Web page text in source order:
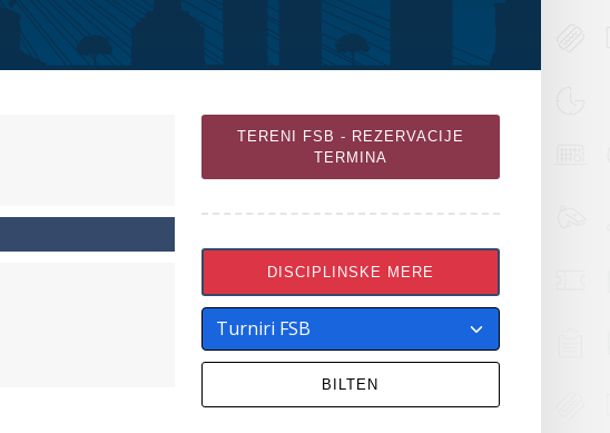
TERENI FSB - REZERVACIJE
TERMINA
DISCIPLINSKE MERE
BILTEN